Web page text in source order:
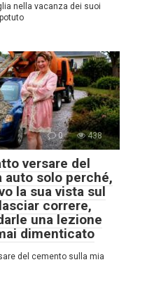
nella vacanza dei suoi
0 438
versare del
solo perché,
la sua vista sul
correre,
una lezione
dimenticato
del cemento sulla mia